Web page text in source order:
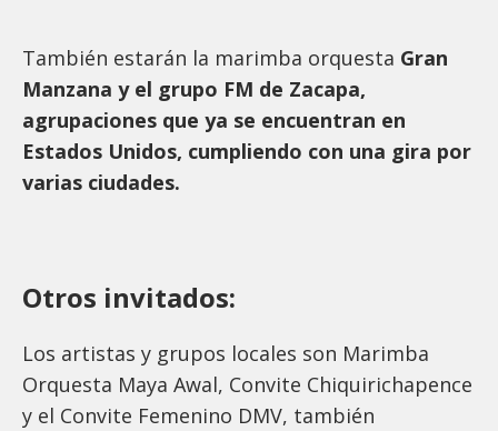
También estarán la marimba orquesta Gran
Manzana y el grupo FM de Zacapa,
agrupaciones que ya se encuentran en
Estados Unidos, cumpliendo con una gira por
varias ciudades.
Otros invitados:
Los artistas y grupos locales son Marimba
Orquesta Maya Awal, Convite Chiquirichapence
y el Convite Femenino DMV, también